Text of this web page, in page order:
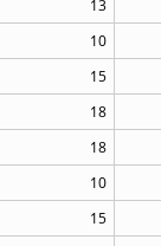
13
10
15
18
18
10
15